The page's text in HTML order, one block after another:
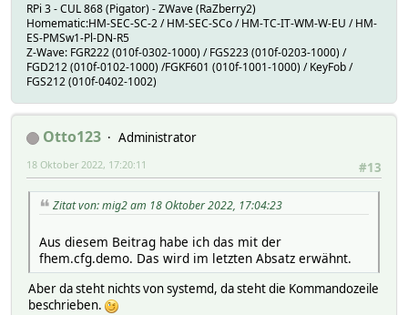
RPi 3 - CUL 868 (Pigator) - ZWave (RaZberry2)
Homematic:HM-SEC-SC-2 / HM-SEC-SCo / HM-TC-IT-WM-W-EU / HM-
ES-PMSw1-Pl-DN-R5
Z-Wave: FGR222 (010f-0302-1000) / FGS223 (010f-0203-1000) /
FGD212 (010f-0102-1000) /FGKF601 (010f-1001-1000) / KeyFob /
FGS212 (010f-0402-1002)
Otto123
Administrator
#13
18 Oktober 2022, 17:20:11
Zitat von: mig2 am 18 Oktober 2022, 17:04:23
Aus diesem Beitrag habe ich das mit der
fhem.cfg.demo. Das wird im letzten Absatz erwähnt.
Aber da steht nichts von systemd, da steht die Kommandozeile
beschrieben.